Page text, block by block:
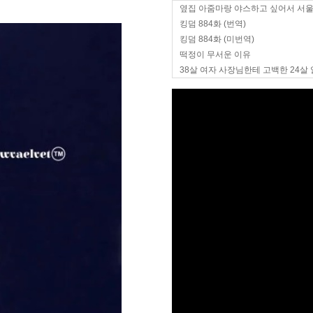
옆집 아줌마랑 야스하고 싶어서 서
킹덤 884화 (번역)
킹덤 884화 (미번역)
떡정이 무서운 이유
38살 여자 사장님한테 고백한 24살